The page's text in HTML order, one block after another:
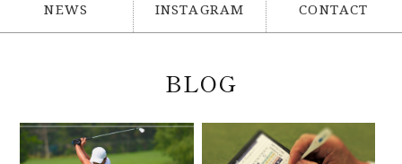
NEWS INSTAGRAM CONTACT
BLOG